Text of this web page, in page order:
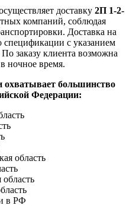
доставку 2П 1-2-
компаний, соблюдая
Доставка на
спецификации с указанием
заказу клиента возможна
ночное время.
охватывает большинство
Федерации:
область
в РФ